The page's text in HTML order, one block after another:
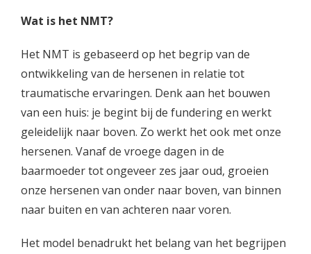
Wat is het NMT?
Het NMT is gebaseerd op het begrip van de
ontwikkeling van de hersenen in relatie tot
traumatische ervaringen. Denk aan het bouwen
van een huis: je begint bij de fundering en werkt
geleidelijk naar boven. Zo werkt het ook met onze
hersenen. Vanaf de vroege dagen in de
baarmoeder tot ongeveer zes jaar oud, groeien
onze hersenen van onder naar boven, van binnen
naar buiten en van achteren naar voren.
Het model benadrukt het belang van het begrijpen